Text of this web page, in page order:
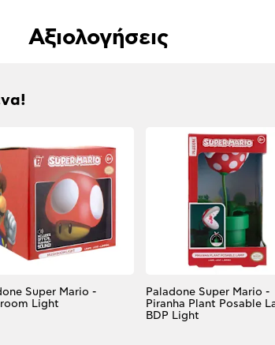
Αξιολογήσεις
Super Mario -
Light
Paladone Super Mario -
Piranha Plant Posable
BDP Light